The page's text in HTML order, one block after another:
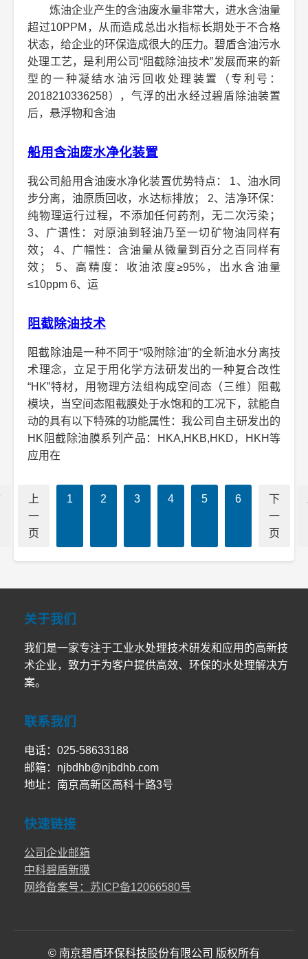
炼油企业产生的含油废水量非常大，进水含油量
超过10PPM，从而造成总出水指标长期处于不合格
状态，给企业的环保造成很大的压力。碧盾含油污水
处理工艺，是利用公司“阻截除油技术”发展而来的新
型的一种凝结水油污回收处理装置（专利号：
2018210336258），气浮的出水经过碧盾除油装置
后，悬浮物和含油
船用含油废水净化装置
我公司船用含油废水净化装置优势特点： 1、油水同
步分离，油原质回收，水达标排放； 2、洁净环保：
纯物理运行过程，不添加任何药剂，无二次污染；
3、广谱性：对原油到轻油乃至一切矿物油同样有
效； 4、广幅性：含油量从微量到百分之百同样有
效； 5、高精度：收油浓度≥95%，出水含油量
≤10ppm 6、运
阻截除油技术
阻截除油是一种不同于“吸附除油”的全新油水分离技
术理念，立足于用化学方法研发出的一种复合改性
“HK”特材，用物理方法组构成空间态（三维）阻截
模块，当空间态阻截膜处于水饱和的工况下，就能自
动的具有以下特殊的功能属性：我公司自主研发出的
HK阻截除油膜系列产品：HKA,HKB,HKD，HKH等
应用在
上
一
页
1 2 3 4 5 6
下
一
页
关于我们
我们是一家专注于工业水处理技术研发和应用的高新技
术企业，致力于为客户提供高效、环保的水处理解决方
案。
联系我们
电话：025-58633188
邮箱：njbdhb@njbdhb.com
地址：南京高新区高科十路3号
快速链接
公司企业邮箱
中科碧盾新膜
网络备案号：苏ICP备12066580号
© 南京碧盾环保科技股份有限公司 版权所有